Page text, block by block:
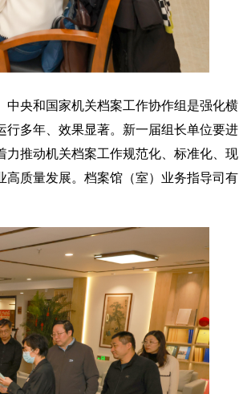
中央和国家机关档案工作协作组是强化横
多年、效果显著。新一届组长单位要进
推动机关档案工作规范化、标准化、现
质量发展。档案馆（室）业务指导司有